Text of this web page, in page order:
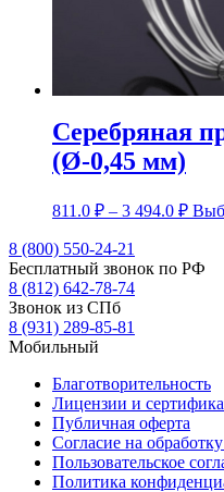
Серебряная
(Ø-0,45 мм)
811.0 ₽ – 3 494.0 ₽
–
8 (800) 550-24-21
Бесплатный звонок по РФ
8 (812) 642-78-74
Звонок из СПб
8 (931) 289-85-81
Мобильный
Благотворительность
Лицензии и
Публичная оферта
Согласие на
Пользовательское
Политика